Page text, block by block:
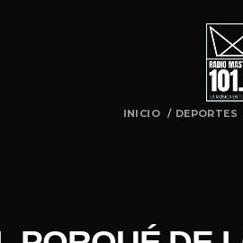
INICIO / DEPORTES